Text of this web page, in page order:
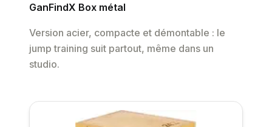
GanFindX Box métal
Version acier, compacte et démontable : le
jump training suit partout, même dans un
studio.